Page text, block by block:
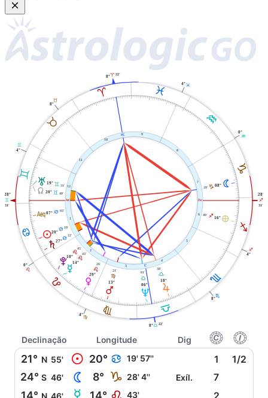
A
B
C
D
E
F G
H
I
J
K
L
1
W
2
3
4
j
5
6
7
i
8
9
10
X
11
12
C
28°
31'
E
0°
F
4°
G
8° 22'
H
8°
I
4°
I
28°
31'
K
0°
L
4°
A
8° 22'
B
8°
C
4°
l07° D 03'
M20°D
19'
S27°
D
22'
V10°
E
45'
O
14°
E
43'
P
29°
E
26'
Q
13°
F
21'
U
06°
G
01'
R
18°
G
38'
È
16°
I
40'
N
08°
J
28'
T 19° C 31'
Y 20° C 40'
Declinação Longitude Dig f g
21° N 55' M 20° D 19' 57'' 1 1/2
24° S 46' N 8° J 28' 4'' Exíl. 7
14° N 46' 14° E 43'